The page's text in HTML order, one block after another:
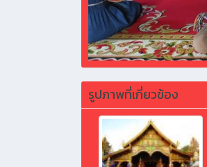
รูปภาพที่เกี่ยวข้อง